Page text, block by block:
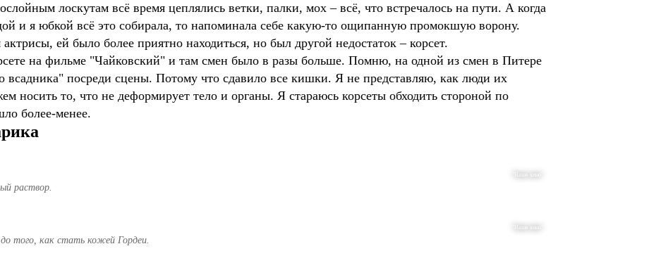
лоскутам всё время цеплялись ветки, палки, мох – всё, что встречалось на пути. А когда
и я юбкой всё это собирала, то напоминала себе какую-то ощипанную промокшую ворону.
ей было более приятно находиться, но был другой недостаток – корсет.
на фильме "Чайковский" и там смен было в разы больше. Помню, на одной из смен в Питере
всадника" посреди сцены. Потому что сдавило все кишки. Я не представляю, как люди их
носить то, что не деформирует тело и органы. Я стараюсь корсеты обходить стороной по
более-менее.
"Наше кино"
раствор.
"Наше кино"
того, как стать кожей Гордеи.